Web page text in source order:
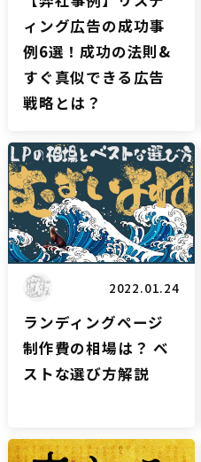
ィング広告の成功事
例6選！成功の法則&
すぐ真似できる広告
戦略とは？
LPブログ
2022.01.24
ランディングページ
制作費の相場は？ ベ
ストな選び方解説
LPブログ